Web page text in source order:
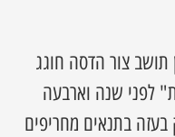
צור הדסה חוגג
לפני שנה וארבעה
בעזה בתנאים מחריפים